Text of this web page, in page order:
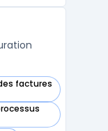
factures